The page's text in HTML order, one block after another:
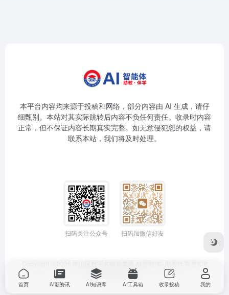
本平台内容均来源于投稿和网络，部分内容由 AI 生成，请仔
细甄别。本站对其实际跳转后内容不负任何责任。收录时内容
正常，但不保证内容长期真实完整。如无意侵犯您的权益，请
联系本站，我们将及时处理。
扫码关注公众号 扫码加微信好友
备2025399194号-1
首页 AI新资讯 AI知识库 AI工具箱 收录投稿 我的